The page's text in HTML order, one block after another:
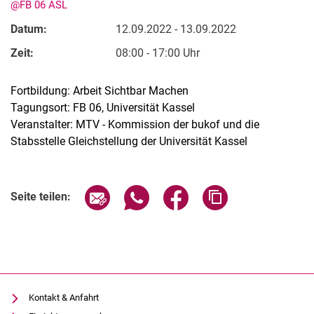
Kontakte
Stellenausschreibungen
@FB 06 ASL
Datum:
12.09.2022 - 13.09.2022
Zeit:
08:00 - 17:00 Uhr
Fortbildung: Arbeit Sichtbar Machen
Tagungsort: FB 06, Universität Kassel
Veranstalter: MTV - Kommission der bukof und die
Stabsstelle Gleichstellung der Universität Kassel
Seite teilen: Seite über E-Mail teilen
Seite über WhatsApp teilen
Seite über Facebook
Kontakt & Anfahrt